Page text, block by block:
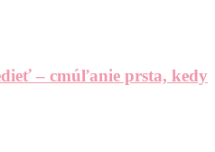
– cmúľanie prsta, kedy